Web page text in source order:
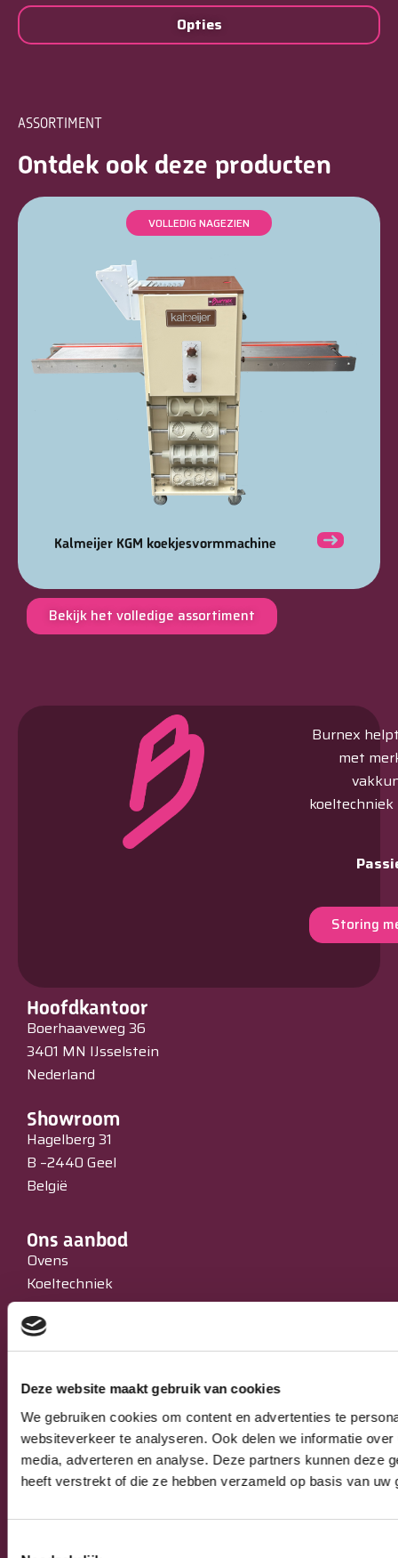
Deze website maakt gebruik van cookies
We gebruiken cookies om content en advertenties te
websiteverkeer te analyseren. Ook delen we informatie
media, adverteren en analyse. Deze partners kunnen deze
heeft verstrekt of die ze hebben verzameld op basis van
Opties
ASSORTIMENT
Ontdek ook deze producten
VOLLEDIG NAGEZIEN
Kalmeijer KGM koekjesvormmachine
Bekijk het volledige assortiment
Burnex
met
Storing
Hoofdkantoor
Boerhaaveweg 36
3401 MN IJsselstein
Nederland
Showroom
Hagelberg 31
B –2440 Geel
België
Ons aanbod
Ovens
Koeltechniek
Bakkerijmachines
IJssalons
Verkoopautomaten
Service & Onderhoud
Algemeen
Algemene verkoop-, leverings- en
betalingsvoorwaarden
Privacy Policy